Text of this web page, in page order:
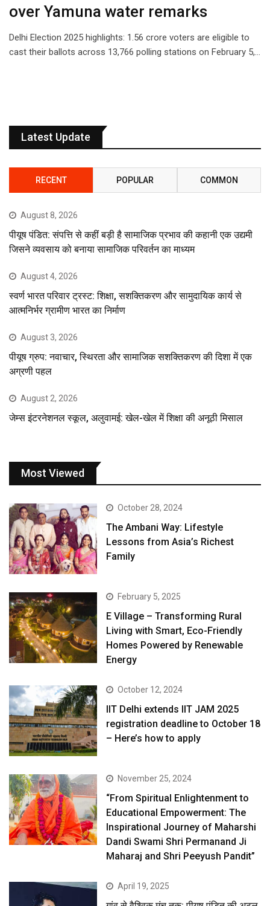
over Yamuna water remarks
Delhi Election 2025 highlights: 1.56 crore voters are eligible to
cast their ballots across 13,766 polling stations on February 5,…
Latest Update
RECENT POPULAR COMMON
August 8, 2026
पीयूष पंडित: संपत्ति से कहीं बड़ी है सामाजिक प्रभाव की कहानी एक उद्यमी
जिसने व्यवसाय को बनाया सामाजिक परिवर्तन का माध्यम
August 4, 2026
स्वर्ण भारत परिवार ट्रस्ट: शिक्षा, सशक्तिकरण और सामुदायिक कार्य से
आत्मनिर्भर ग्रामीण भारत का निर्माण
August 3, 2026
पीयूष ग्रुप: नवाचार, स्थिरता और सामाजिक सशक्तिकरण की दिशा में एक
अग्रणी पहल
August 2, 2026
जेम्स इंटरनेशनल स्कूल, अलुवामई: खेल-खेल में शिक्षा की अनूठी मिसाल
Most Viewed
October 28, 2024
The Ambani Way: Lifestyle
Lessons from Asia’s Richest
Family
February 5, 2025
E Village – Transforming Rural
Living with Smart, Eco-Friendly
Homes Powered by Renewable
Energy
October 12, 2024
IIT Delhi extends IIT JAM 2025
registration deadline to October 18
– Here’s how to apply
November 25, 2024
“From Spiritual Enlightenment to
Educational Empowerment: The
Inspirational Journey of Maharshi
Dandi Swami Shri Permanand Ji
Maharaj and Shri Peeyush Pandit”
April 19, 2025